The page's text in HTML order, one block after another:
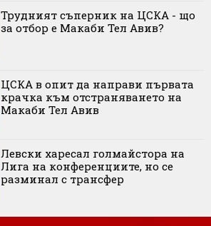
Трудният съперник на ЦСКА - що
за отбор е Макаби Тел Авив?
ЦСКА в опит да направи първата
крачка към отстраняването на
Макаби Тел Авив
Левски харесал голмайстора на
Лига на конференциите, но се
разминал с трансфер